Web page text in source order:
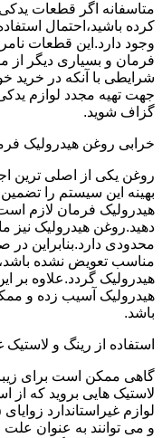
متاسفانه اگر قطعات
کرده باشید،احتمال
وجود دارد.این قطعات
فرمان و بسیاری دیگر از
شرایطی با آنکه در خرید
جهت تهیه مجدد لوازم
گزاف شوید.
خرابی روغن هیدرولیک
روغن یکی از اصلی ترین
بهینه این سیستم را
هیدرولیک فرمان لازم
دهید.روغن هیدرولیک نیز
محدودی دارد.بنابراین
مناسب تعویض نشده
هیدرولیک گردد.علاوه بر
هیدرولیک آسیب زده و
باشد.
استفاده از رینگ و لاستیک
گاهی ممکن است برای
لاستیک هایی بروید که از
و می توانند به عنوان